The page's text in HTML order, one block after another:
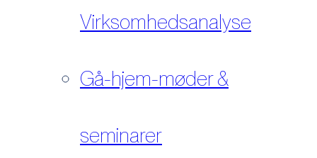
Virksomhedsanalyse
Gå-hjem-møder &
seminarer